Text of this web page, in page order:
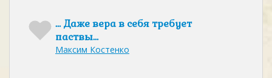
… Даже вера в себя требует
паствы…
Максим Костенко